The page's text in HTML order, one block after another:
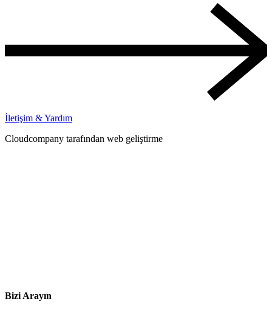
İletişim & Yardım
Cloudcompany tarafından web geliştirme
Bizi Arayın